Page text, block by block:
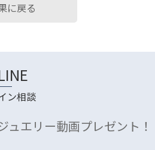
に戻る
ン相談
ュエリー動画プレゼント！